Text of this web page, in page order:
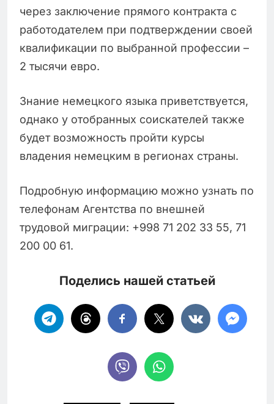
через заключение прямого контракта с
работодателем при подтверждении своей
квалификации по выбранной профессии –
2 тысячи евро.
Знание немецкого языка приветствуется,
однако у отобранных соискателей также
будет возможность пройти курсы
владения немецким в регионах страны.
Подробную информацию можно узнать по
телефонам Агентства по внешней
трудовой миграции: +998 71 202 33 55, 71
200 00 61.
Поделись нашей статьей